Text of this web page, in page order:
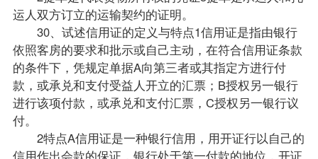
运人双方订立的运输契约的证明。
30、试述信用证的定义与特点1信用证是指由银行
依照客房的要求和批示或自己主动，在符合信用证条款
的条件下，凭规定单据A向第三者或其指定方进行付
款，或承兑和支付受益人开立的汇票；B授权另一银行
进行该项付款，或承兑和支付汇票，C授权另一银行议
付。
2特点A信用证是一种银行信用，用开证行以自己的
信用作出会款的保证，银行处于第一付款的地位，开证